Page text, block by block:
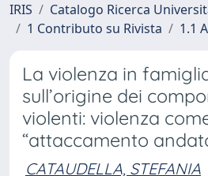
IRIS
Catalogo Ricerca
1 Contributo su Rivista
1.1
La violenza in
sull’origine dei
violenti: violenza
“attaccamento
CATAUDELLA, STEFANIA